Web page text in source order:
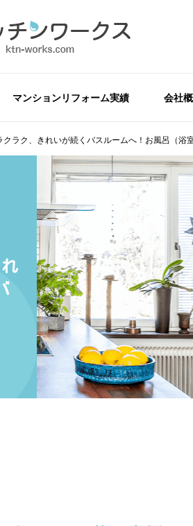
マンションリフォーム実績 会社
ラク、きれいが続くバスルームへ！お風呂（